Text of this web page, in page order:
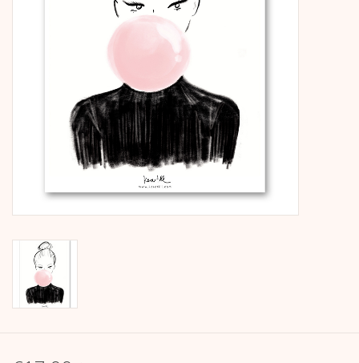
Weihnachten
Bücher
Kera Till X THERESIENTHAL
Kera Till X GMEINER